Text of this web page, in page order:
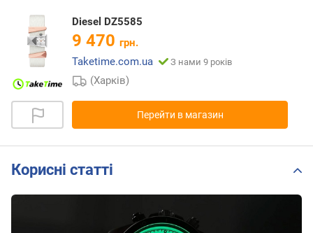
Diesel DZ5585
9 470 грн.
Taketime.com.ua
З нами 9 років
(Харків)
Перейти в магазин
Корисні статті